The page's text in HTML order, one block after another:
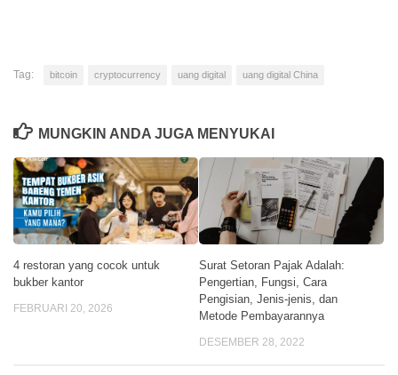
Tag: bitcoin cryptocurrency uang digital uang digital China
MUNGKIN ANDA JUGA MENYUKAI
4 restoran yang cocok untuk
bukber kantor
FEBRUARI 20, 2026
Surat Setoran Pajak Adalah:
Pengertian, Fungsi, Cara
Pengisian, Jenis-jenis, dan
Metode Pembayarannya
DESEMBER 28, 2022